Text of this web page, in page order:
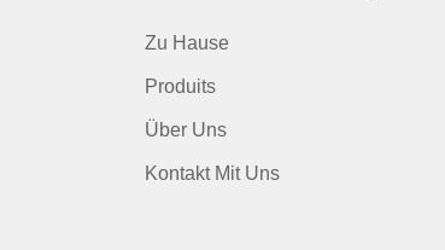
Zu Hause
Produits
Über Uns
Kontakt Mit Uns